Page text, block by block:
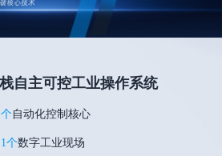
自主可控工业操作系统
自动化控制核心
1个数字工业现场